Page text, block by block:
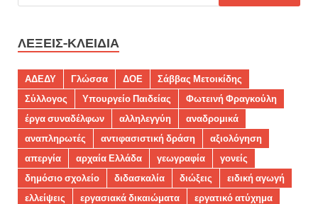
ΛΈΞΕΙΣ-ΚΛΕΙΔΙΆ
ΑΔΕΔΥ Γλώσσα ΔΟΕ
Σάββας Μετοικίδης
Σύλλογος
Υπουργείο Παιδείας
Φωτεινή Φραγκούλη
έργα συναδέλφων
αλληλεγγύη
αναδρομικά
αναπληρωτές
αντιφασιστική δράση
αξιολόγηση
απεργία
αρχαία Ελλάδα γεωγραφία
γονείς
δημόσιο σχολείο
διδασκαλία διώξεις
ειδική αγωγή
ελλείψεις
εργασιακά δικαιώματα
εργατικό ατύχημα